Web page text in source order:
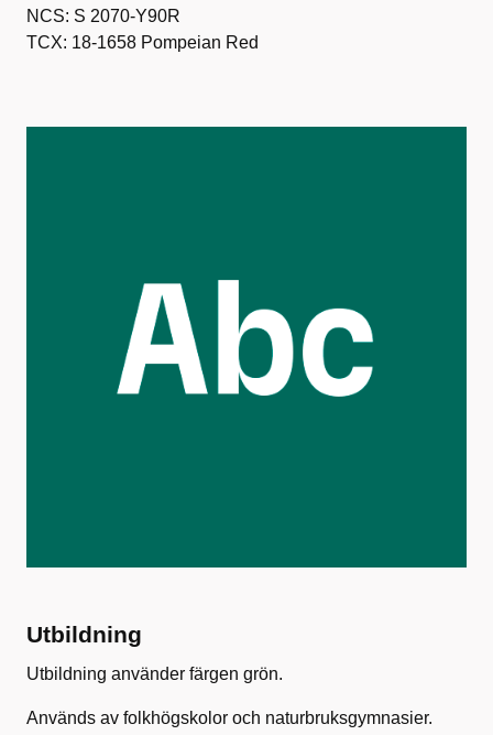
NCS: S 2070-Y90R
TCX: 18-1658 Pompeian Red
Utbildning
Utbildning använder färgen grön.
Används av folkhögskolor och naturbruksgymnasier.